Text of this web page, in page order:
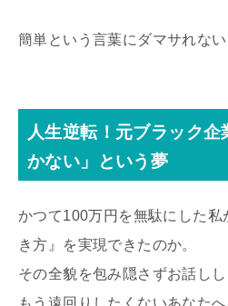
簡単という言葉にダマサれない
人生逆転！元ブラック
かない」という夢
かつて100万円を無駄にした私
き方』を実現できたのか。
その全貌を包み隠さずお話しし
もう遠回りしたくないあなたへ